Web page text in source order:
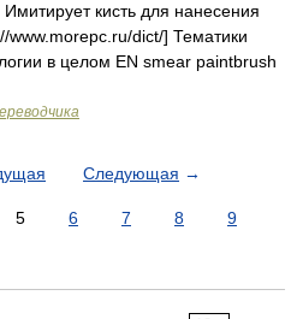
кисть для нанесения
www.morepc.ru/dict/] Тематики
в целом EN smear paintbrush
Следующая →
5 6 7 8
9